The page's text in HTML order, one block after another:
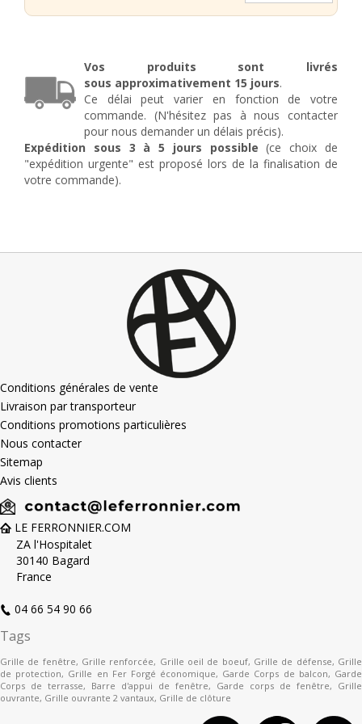
en
ouvrant
Vincent
Vos produits sont livrés
sous approximativement 15 jours.
Ce délai peut varier en fonction de votre
commande. (N'hésitez pas à nous contacter
pour nous demander un délais précis).
Expédition sous 3 à 5 jours possible (ce choix de
"expédition urgente" est proposé lors de la finalisation de
votre commande).
Conditions générales de vente
Livraison par transporteur
Conditions promotions particulières
Nous contacter
Sitemap
Avis clients
LE FERRONNIER.COM
ZA l'Hospitalet
30140 Bagard
France
04 66 54 90 66
Tags
Grille de fenêtre, Grille renforcée, Grille oeil de boeuf, Grille de défense, Grille
de protection, Grille en Fer Forgé économique, Garde Corps de balcon, Garde
Corps de terrasse, Barre d'appui de fenêtre, Garde corps de fenêtre, Grille
ouvrante, Grille ouvrante 2 vantaux, Grille de clôture